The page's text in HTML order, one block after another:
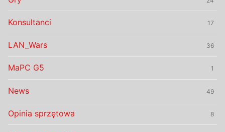
Konsultanci 17
LAN_Wars 36
MaPC G5 1
News 49
Opinia sprzętowa 8